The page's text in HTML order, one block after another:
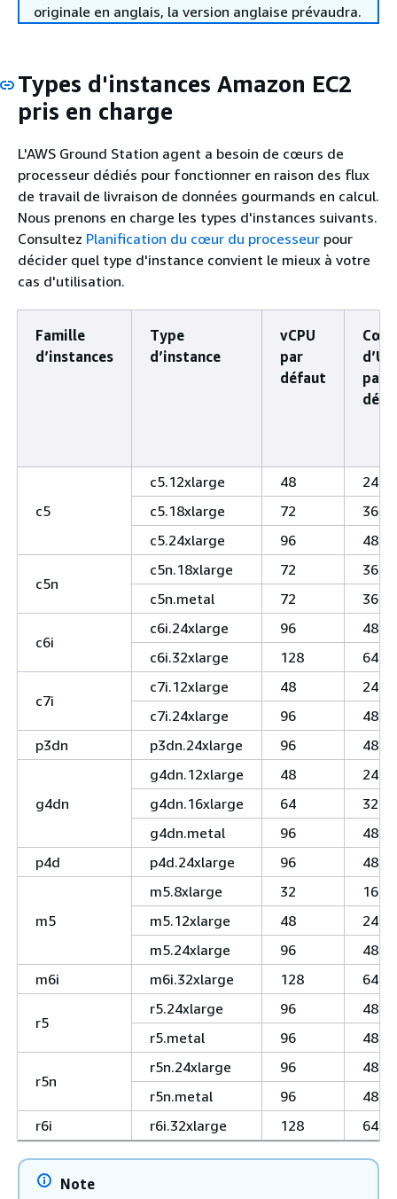
originale en anglais, la version anglaise prévaudra.
Types d'instances Amazon EC2
pris en charge
L'AWS Ground Station agent a besoin de cœurs de
processeur dédiés pour fonctionner en raison des flux
de travail de livraison de données gourmands en calcul.
Nous prenons en charge les types d'instances suivants.
Consultez Planification du cœur du processeur pour
décider quel type d'instance convient le mieux à votre
cas d'utilisation.
Famille
d’instances
Type
d’instance
vCPU
par
défaut
d’UC
par
c5
c5.12xlarge 48
24
c5.18xlarge
72
36
c5.24xlarge
96 48
c5n
c5n.18xlarge 72
36
c5n.metal
72 36
c6i
c6i.24xlarge 96
48
c6i.32xlarge
128 64
c7i
c7i.12xlarge 48
24
c7i.24xlarge
96
48
p3dn
p3dn.24xlarge 96 48
g4dn
g4dn.12xlarge 48
24
g4dn.16xlarge
64
32
g4dn.metal
96
48
p4d
p4d.24xlarge 96 48
m5
m5.8xlarge 32
16
m5.12xlarge
48
24
m5.24xlarge
96
48
m6i
m6i.32xlarge 128 64
r5
r5.24xlarge 96
48
r5.metal
96 48
r5n
r5n.24xlarge 96
48
r5n.metal
96
48
r6i
r6i.32xlarge 128 64
Note